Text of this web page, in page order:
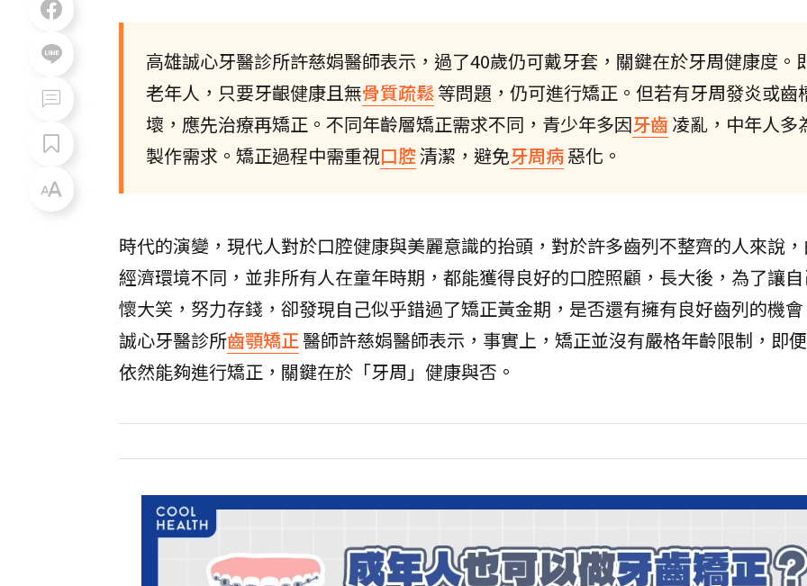
高雄誠心牙醫診所許慈娟醫師表示，過了40歲仍可戴牙套，關鍵在於牙周健康度。
老年人，只要牙齦健康且無骨質疏鬆等問題，仍可進行矯正。但若有牙周發炎或齒
壞，應先治療再矯正。不同年齡層矯正需求不同，青少年多因牙齒凌亂，中年人多
製作需求。矯正過程中需重視口腔清潔，避免牙周病惡化。
時代的演變，現代人對於口腔健康與美麗意識的抬頭，對於許多齒列不整齊的人來說
經濟環境不同，並非所有人在童年時期，都能獲得良好的口腔照顧，長大後，為了讓
懷大笑，努力存錢，卻發現自己似乎錯過了矯正黃金期，是否還有擁有良好齒列的機
誠心牙醫診所齒顎矯正醫師許慈娟醫師表示，事實上，矯正並沒有嚴格年齡限制，即
依然能夠進行矯正，關鍵在於「牙周」健康與否。